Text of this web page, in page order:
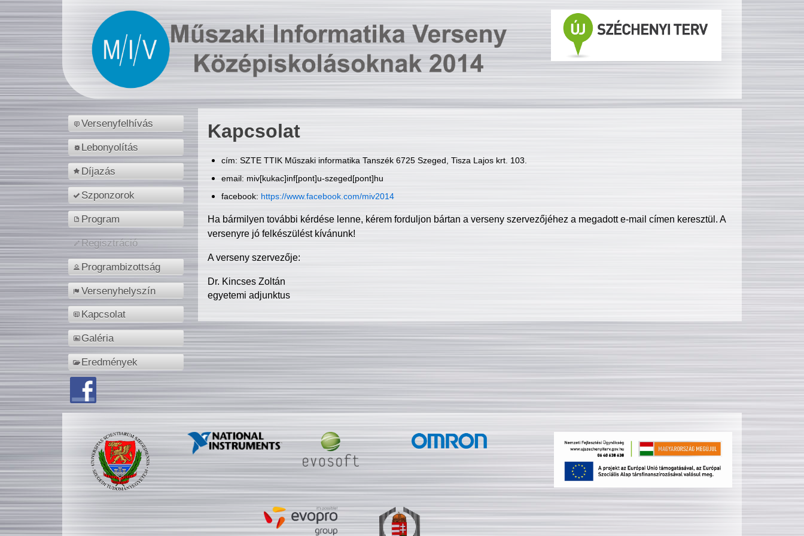
Versenyfelhívás
Lebonyolítás
Díjazás
Szponzorok
Program
Regisztráció
Programbizottság
Versenyhelyszín
Kapcsolat
Galéria
Eredmények
Kapcsolat
cím: SZTE TTIK Műszaki informatika Tanszék 6725 Szeged, Tisza Lajos krt. 103.
email: miv[kukac]inf[pont]u-szeged[pont]hu
facebook: https://www.facebook.com/miv2014
Ha bármilyen további kérdése lenne, kérem forduljon bártan a verseny szervezőjéhez a megadott e-mail címen keresztül. A
versenyre jó felkészülést kívánunk!
A verseny szervezője:
Dr. Kincses Zoltán
egyetemi adjunktus